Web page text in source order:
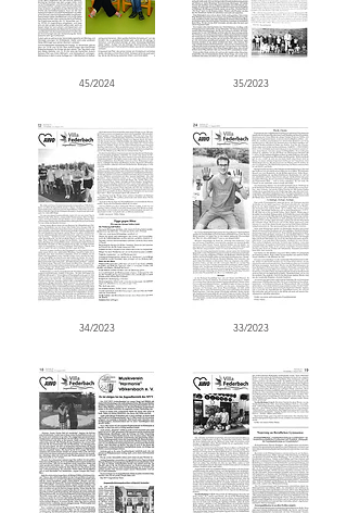
45/2024
34/2023
35/2023
33/2023